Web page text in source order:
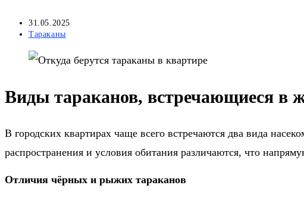
Запись
опубликована:
31.05.2025
Рубрика
Тараканы
Виды тараканов, встречающиеся в
В городских квартирах чаще всего встречаются два вида
распространения и условия обитания различаются, что
Отличия чёрных и рыжих тараканов